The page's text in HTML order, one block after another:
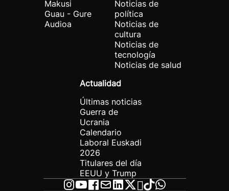
Makusi
Guau - Gure
Audioa
Noticias de
política
Noticias de
cultura
Noticias de
tecnología
Noticias de salud
Actualidad
Últimas noticias
Guerra de
Ucrania
Calendario
Laboral Euskadi
2026
Titulares del día
EEUU y Trump